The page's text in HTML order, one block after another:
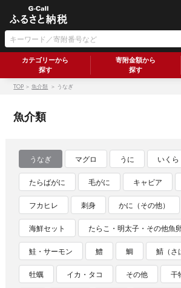
カテゴリーから
探す
寄附金額から
探す
TOP ＞魚介類 ＞ うなぎ
魚介類
うなぎ マグロ うに いくら
たらばがに 毛がに キャビア
フカヒレ 刺身 かに（その他）
海鮮セット たらこ・明太子・その他魚
鮭・サーモン 鱧 鯛 鯖（さ
牡蠣 イカ・タコ その他 干